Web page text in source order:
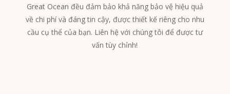
Great Ocean đều đảm bảo khả năng bảo vệ hiệu quả
về chi phí và đáng tin cậy, được thiết kế riêng cho nhu
cầu cụ thể của bạn. Liên hệ với chúng tôi để được tư
vấn tùy chỉnh!